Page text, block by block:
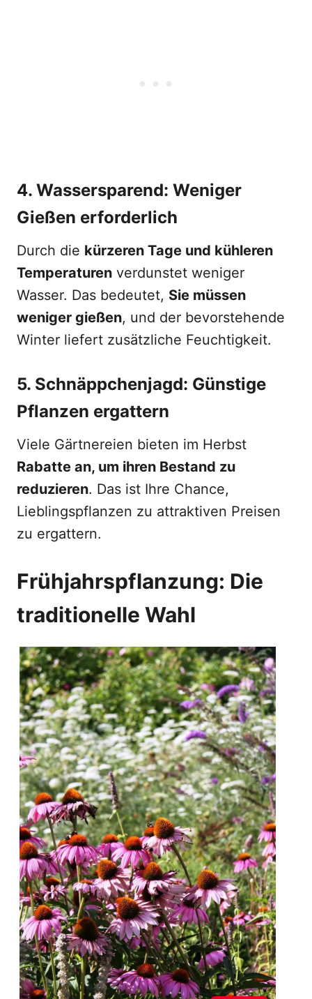
4. Wassersparend: Weniger
Gießen erforderlich
Durch die kürzeren Tage und kühleren
Temperaturen verdunstet weniger
Wasser. Das bedeutet, Sie müssen
weniger gießen, und der bevorstehende
Winter liefert zusätzliche Feuchtigkeit.
5. Schnäppchenjagd: Günstige
Pflanzen ergattern
Viele Gärtnereien bieten im Herbst
Rabatte an, um ihren Bestand zu
reduzieren. Das ist Ihre Chance,
Lieblingspflanzen zu attraktiven Preisen
zu ergattern.
Frühjahrspflanzung: Die
traditionelle Wahl